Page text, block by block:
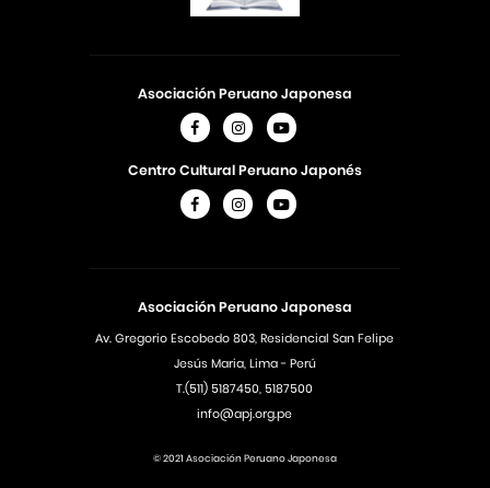
Asociación Peruano Japonesa
Av. Gregorio Escobedo 803, Residencial San Felipe
Jesús Maria, Lima - Perú
T.(511) 5187450, 5187500
info@apj.org.pe
Asociación Peruano Japonesa
Centro Cultural Peruano Japonés
© 2021 Asociación Peruano Japonesa